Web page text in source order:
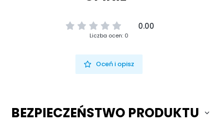
0.00
Liczba ocen: 0
Oceń i opisz
BEZPIECZEŃSTWO PRODUKTU